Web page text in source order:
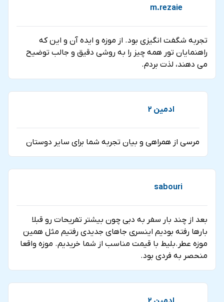
m.rezaie
تجربه شگفت انگیزی بود. از موزه و ایده آن و این که
راهنمایان تور همه چیز را به روشی دقیق و جالب توضیح
می دهند، لذت بردم.
ادمین 2
مرسی از همراهی و بیان تجربه شما برای سایر دوستان
sabouri
بعد از چند بار سفر به دبی چون بیشتر تفریحات رو قبلا
بارها رفته بودیم اینسری جاهای جدیدی رفتیم مثل همین
موزه عطر.بلیط با قیمت مناسب از شما خریدیم. موزه واقعا
منحصر به فردی بود.